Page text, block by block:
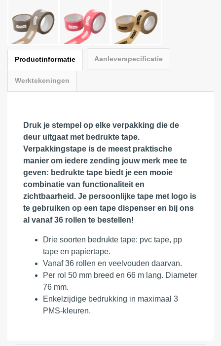
Productinformatie Aanleverspecificatie
Werktekeningen
Druk je stempel op elke verpakking die de
deur uitgaat met bedrukte tape.
Verpakkingstape is de meest praktische
manier om iedere zending jouw merk mee te
geven: bedrukte tape biedt je een mooie
combinatie van functionaliteit en
zichtbaarheid. Je persoonlijke tape met logo is
te gebruiken op een tape dispenser en bij ons
al vanaf 36 rollen te bestellen!
Drie soorten bedrukte tape: pvc tape, pp
tape en papiertape.
Vanaf 36 rollen en veelvouden daarvan.
Per rol 50 mm breed en 66 m lang. Diameter
76 mm.
Enkelzijdige bedrukking in maximaal 3
PMS-kleuren.